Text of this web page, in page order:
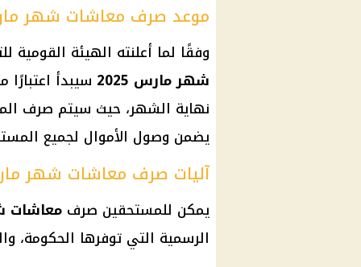
موعد صرف معاشات شهر مارس
وفقًا لما أعلنته الهيئة القومية
شهر مارس 2025
سيبدأ
نهاية الشهر، حيث سيتم صرف
يضمن وصول الأموال لجميع
آليات صرف معاشات شهر مارس
يمكن للمستحقين صرف معاشات
الرسمية التي توفرها الحكومة،